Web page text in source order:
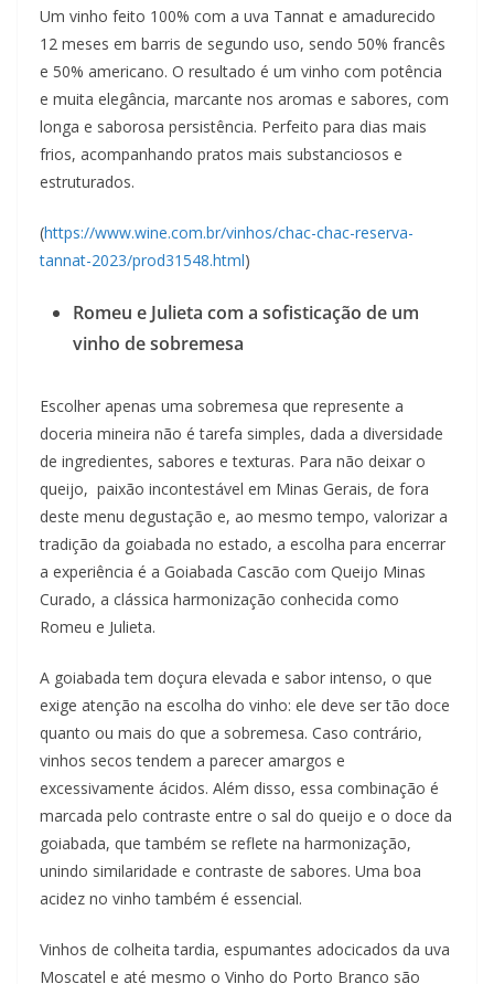
Um vinho feito 100% com a uva Tannat e amadurecido
12 meses em barris de segundo uso, sendo 50% francês
e 50% americano. O resultado é um vinho com potência
e muita elegância, marcante nos aromas e sabores, com
longa e saborosa persistência. Perfeito para dias mais
frios, acompanhando pratos mais substanciosos e
estruturados.
(https://www.wine.com.br/vinhos/chac-chac-reserva-
tannat-2023/prod31548.html)
Romeu e Julieta com a sofisticação de um
vinho de sobremesa
Escolher apenas uma sobremesa que represente a
doceria mineira não é tarefa simples, dada a diversidade
de ingredientes, sabores e texturas. Para não deixar o
queijo, paixão incontestável em Minas Gerais, de fora
deste menu degustação e, ao mesmo tempo, valorizar a
tradição da goiabada no estado, a escolha para encerrar
a experiência é a Goiabada Cascão com Queijo Minas
Curado, a clássica harmonização conhecida como
Romeu e Julieta.
A goiabada tem doçura elevada e sabor intenso, o que
exige atenção na escolha do vinho: ele deve ser tão doce
quanto ou mais do que a sobremesa. Caso contrário,
vinhos secos tendem a parecer amargos e
excessivamente ácidos. Além disso, essa combinação é
marcada pelo contraste entre o sal do queijo e o doce da
goiabada, que também se reflete na harmonização,
unindo similaridade e contraste de sabores. Uma boa
acidez no vinho também é essencial.
Vinhos de colheita tardia, espumantes adocicados da uva
Moscatel e até mesmo o Vinho do Porto Branco são